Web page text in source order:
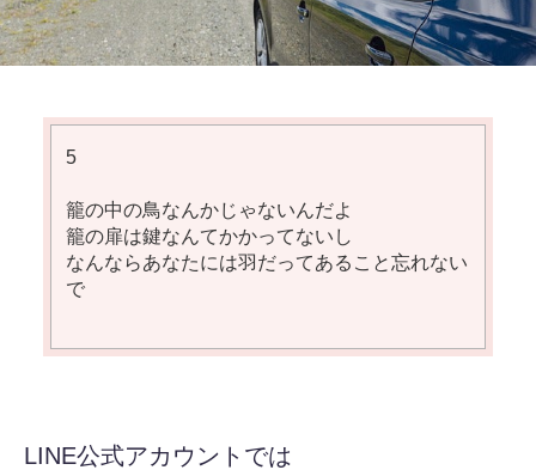
5
籠の中の鳥なんかじゃないんだよ
籠の扉は鍵なんてかかってないし
なんならあなたには羽だってあること忘れない
で
LINE公式アカウントでは